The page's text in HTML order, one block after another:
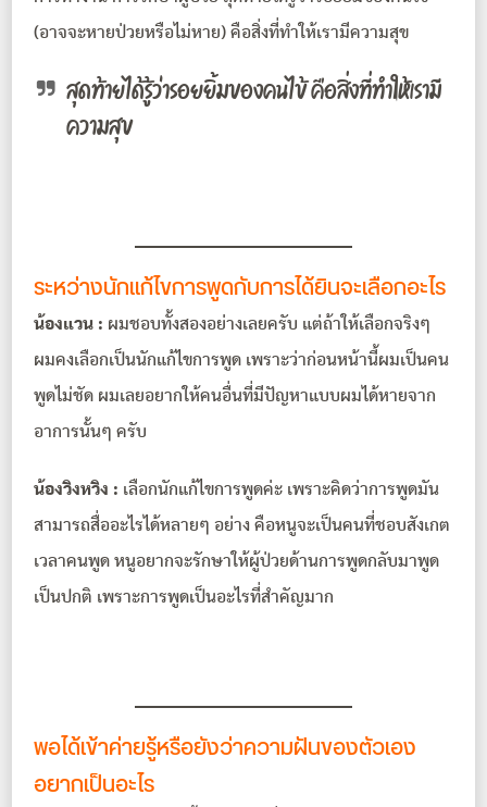
(อาจจะหายป่วยหรือไม่หาย) คือสิ่งที่ทำให้เรามีความสุข
สุดท้ายได้รู้ว่ารอยยิ้มของคนไข้ คือสิ่งที่ทำให้เรามี
ความสุข
ระหว่างนักแก้ไขการพูดกับการได้ยินจะเลือกอะไร
น้องแวน : ผมชอบทั้งสองอย่างเลยครับ แต่ถ้าให้เลือกจริงๆ
ผมคงเลือกเป็นนักแก้ไขการพูด เพราะว่าก่อนหน้านี้ผมเป็นคน
พูดไม่ชัด ผมเลยอยากให้คนอื่นที่มีปัญหาแบบผมได้หายจาก
อาการนั้นๆ ครับ
น้องวิงหวิง : เลือกนักแก้ไขการพูดค่ะ เพราะคิดว่าการพูดมัน
สามารถสื่ออะไรได้หลายๆ อย่าง คือหนูจะเป็นคนที่ชอบสังเกต
เวลาคนพูด หนูอยากจะรักษาให้ผู้ป่วยด้านการพูดกลับมาพูด
เป็นปกติ เพราะการพูดเป็นอะไรที่สำคัญมาก
พอได้เข้าค่ายรู้หรือยังว่าความฝันของตัวเอง
อยากเป็นอะไร